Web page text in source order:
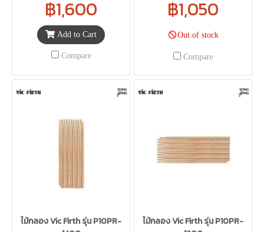
฿1,600
Add to Cart
Compare
฿1,050
Out of stock
Compare
ไม้กลอง Vic Firth รุ่น P10PR-
ไม้กลอง Vic Firth รุ่น P10PR-